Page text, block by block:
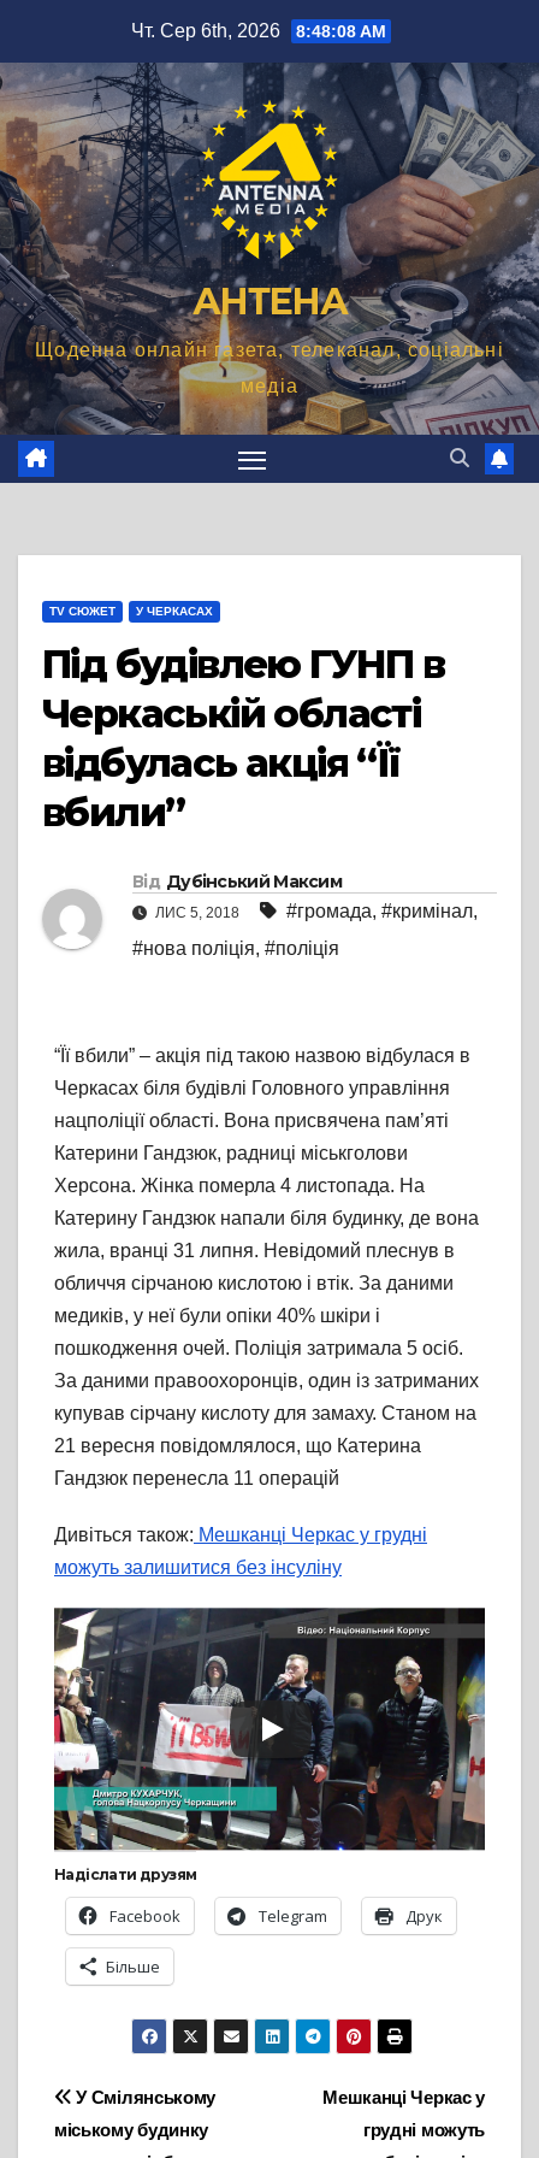
вмісту
Чт. Сер 6th, 2026 8:48:09 AM
АНТЕНА
Щоденна онлайн газета, телеканал, соціальні
медіа
TV СЮЖЕТ У ЧЕРКАСАХ
Під будівлею ГУНП в
Черкаській області
відбулась акція “Її
вбили”
Від Дубінський Максим
ЛИС 5, 2018 #громада, #кримінал,
#нова поліція, #поліція
“Її вбили” – акція під такою назвою відбулася в
Черкасах біля будівлі Головного управління
нацполіції області. Вона присвячена пам’яті
Катерини Гандзюк, радниці міськголови
Херсона. Жінка померла 4 листопада. На
Катерину Гандзюк напали біля будинку, де вона
жила, вранці 31 липня. Невідомий плеснув в
обличчя сірчаною кислотою і втік. За даними
медиків, у неї були опіки 40% шкіри і
пошкодження очей. Поліція затримала 5 осіб.
За даними правоохоронців, один із затриманих
купував сірчану кислоту для замаху. Станом на
21 вересня повідомлялося, що Катерина
Гандзюк перенесла 11 операцій
Дивіться також: Мешканці Черкас у грудні
можуть залишитися без інсуліну
Надіслати друзям
Facebook Telegram Друк
Більше
Навігація
Мешканці Черкас у
грудні можуть
У Смілянському
міському будинку